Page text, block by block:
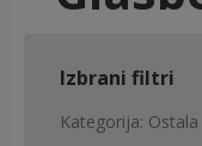
Izbrani filtri
Kategorija